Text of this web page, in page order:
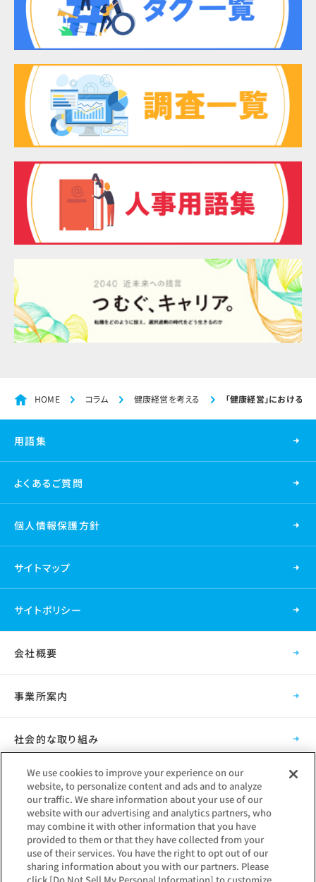
HOME コラム 健康経営を考える 「健康経営」における
用語集
よくあるご質問
個人情報保護方針
サイトマップ
サイトポリシー
会社概要
事業所案内
社会的な取り組み
採用情報
グループ会社
We use cookies to improve your experience on our
website, to personalize content and ads and to analyze
our traffic. We share information about your use of our
website with our advertising and analytics partners, who
may combine it with other information that you have
provided to them or that they have collected from your
use of their services. You have the right to opt out of our
sharing information about you with our partners. Please